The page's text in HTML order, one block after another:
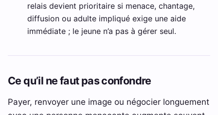
relais devient prioritaire si menace, chantage,
diffusion ou adulte impliqué exige une aide
immédiate ; le jeune n’a pas à gérer seul.
Ce qu’il ne faut pas confondre
Payer, renvoyer une image ou négocier longuement